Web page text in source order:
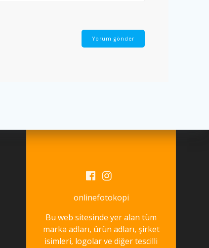
onlinefotokopi
Bu web sitesinde yer alan tüm
marka adları, ürün adları, şirket
isimleri, logolar ve diğer tescilli